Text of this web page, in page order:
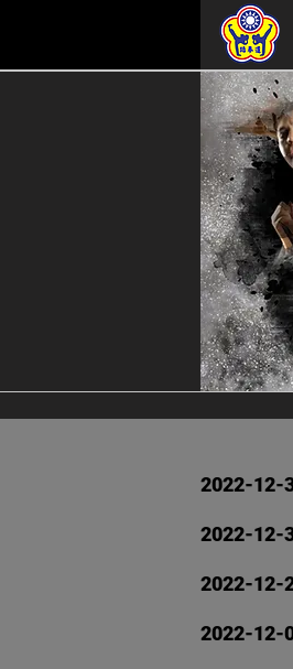
2022-
2022-
2022-
2022-